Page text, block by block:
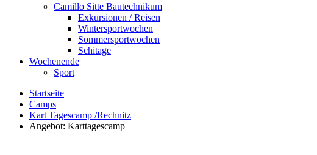
Camillo Sitte Bautechnikum
Exkursionen / Reisen
Wintersportwochen
Sommersportwochen
Schitage
Wochenende
Sport
Startseite
Camps
Kart Tagescamp /Rechnitz
Angebot: Karttagescamp